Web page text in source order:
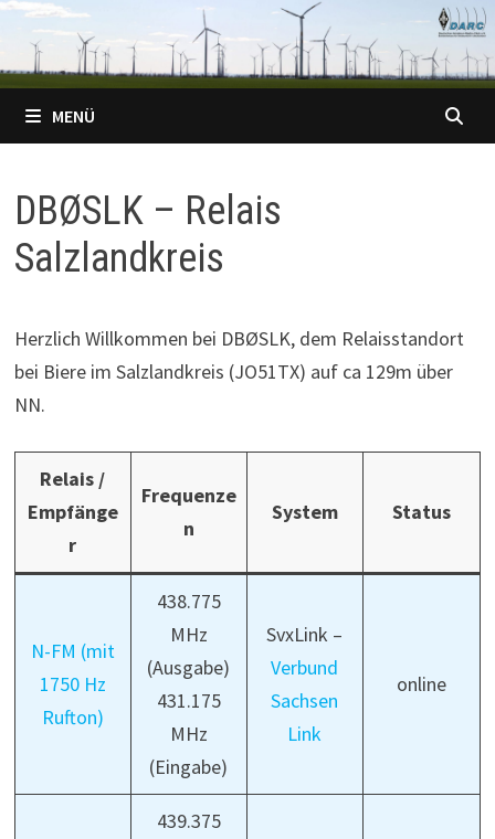
Zum
Inhalt
springen
MENÜ
DBØSLK – Relais
Salzlandkreis
Herzlich Willkommen bei DBØSLK, dem Relaisstandort
bei Biere im Salzlandkreis (JO51TX) auf ca 129m über
NN.
Relais /
Empfänge
r
Frequenze
n
System Status
N-FM (mit
1750 Hz
Rufton)
438.775
MHz
(Ausgabe)
431.175
MHz
(Eingabe)
SvxLink –
Verbund
Sachsen
Link
online
439.375